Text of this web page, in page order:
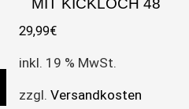
MIT KICKLOCH 48
29,99€
inkl. 19 % MwSt.
zzgl.Versandkosten